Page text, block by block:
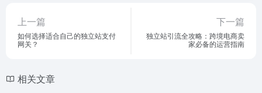
上一篇
如何选择适合自己的独立站支付
网关？
下一篇
独立站引流全攻略：跨境电商卖
家必备的运营指南
相关文章